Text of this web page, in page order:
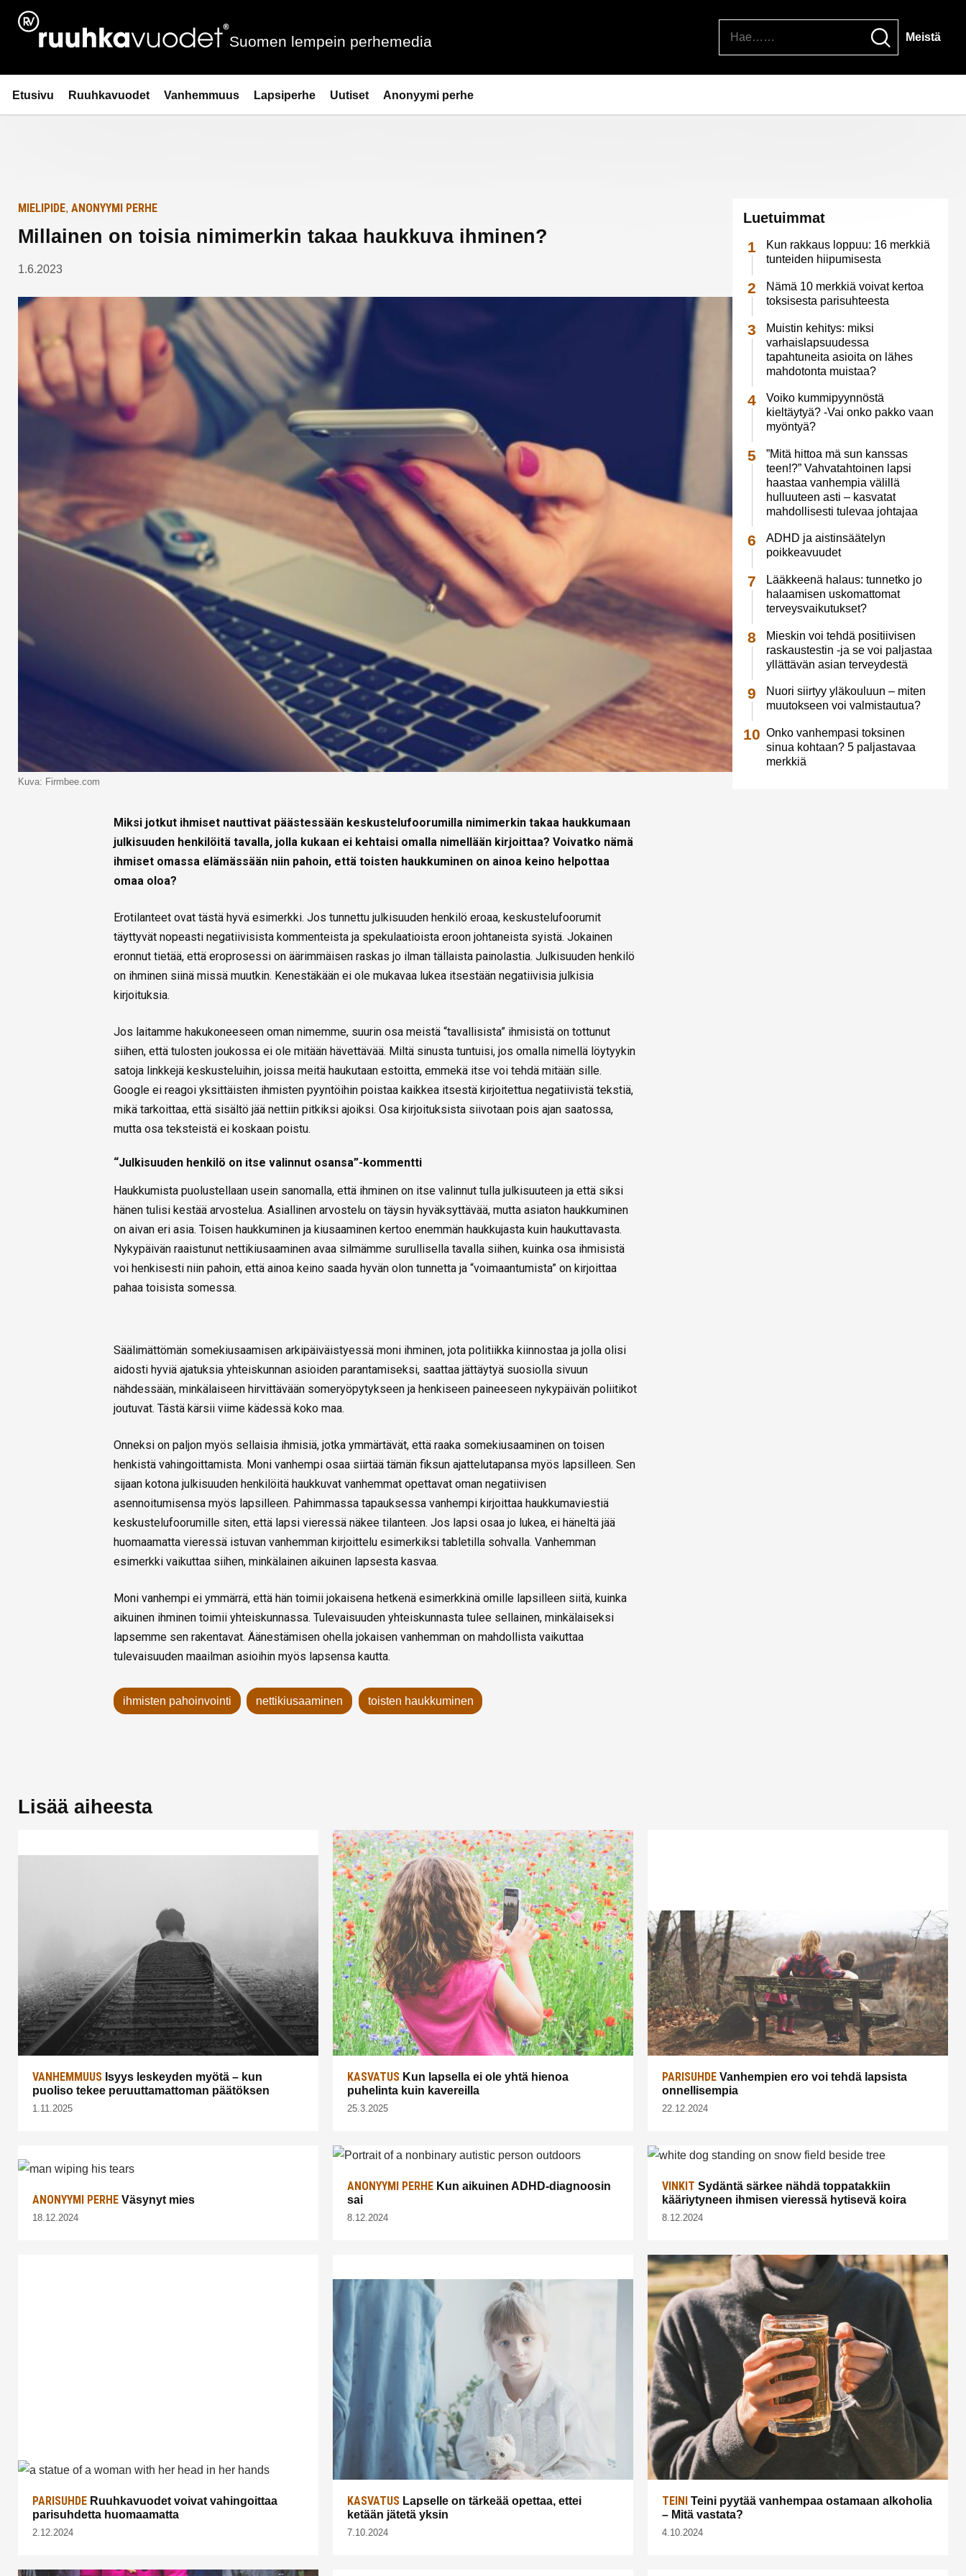
Siirry
sisältöön
Ruuhkavuodet.fi
Suomen lempein perhemedia Meistä
Etusivu Ruuhkavuodet Vanhemmuus Lapsiperhe Uutiset Anonyymi perhe
Etusivulle
MIELIPIDE, ANONYYMI PERHE
Millainen on toisia nimimerkin takaa haukkuva ihminen?
1.6.2023
Kuva: Firmbee.com
Miksi jotkut ihmiset nauttivat päästessään keskustelufoorumilla nimimerkin takaa haukkumaan
julkisuuden henkilöitä tavalla, jolla kukaan ei kehtaisi omalla nimellään kirjoittaa? Voivatko nämä
ihmiset omassa elämässään niin pahoin, että toisten haukkuminen on ainoa keino helpottaa
omaa oloa?
Erotilanteet ovat tästä hyvä esimerkki. Jos tunnettu julkisuuden henkilö eroaa, keskustelufoorumit
täyttyvät nopeasti negatiivisista kommenteista ja spekulaatioista eroon johtaneista syistä. Jokainen
eronnut tietää, että eroprosessi on äärimmäisen raskas jo ilman tällaista painolastia. Julkisuuden henkilö
on ihminen siinä missä muutkin. Kenestäkään ei ole mukavaa lukea itsestään negatiivisia julkisia
kirjoituksia.
Jos laitamme hakukoneeseen oman nimemme, suurin osa meistä “tavallisista” ihmisistä on tottunut
siihen, että tulosten joukossa ei ole mitään hävettävää. Miltä sinusta tuntuisi, jos omalla nimellä löytyykin
satoja linkkejä keskusteluihin, joissa meitä haukutaan estoitta, emmekä itse voi tehdä mitään sille.
Google ei reagoi yksittäisten ihmisten pyyntöihin poistaa kaikkea itsestä kirjoitettua negatiivistä tekstiä,
mikä tarkoittaa, että sisältö jää nettiin pitkiksi ajoiksi. Osa kirjoituksista siivotaan pois ajan saatossa,
mutta osa teksteistä ei koskaan poistu.
“Julkisuuden henkilö on itse valinnut osansa”-kommentti
Haukkumista puolustellaan usein sanomalla, että ihminen on itse valinnut tulla julkisuuteen ja että siksi
hänen tulisi kestää arvostelua. Asiallinen arvostelu on täysin hyväksyttävää, mutta asiaton haukkuminen
on aivan eri asia. Toisen haukkuminen ja kiusaaminen kertoo enemmän haukkujasta kuin haukuttavasta.
Nykypäivän raaistunut nettikiusaaminen avaa silmämme surullisella tavalla siihen, kuinka osa ihmisistä
voi henkisesti niin pahoin, että ainoa keino saada hyvän olon tunnetta ja “voimaantumista” on kirjoittaa
pahaa toisista somessa.
Säälimättömän somekiusaamisen arkipäiväistyessä moni ihminen, jota politiikka kiinnostaa ja jolla olisi
aidosti hyviä ajatuksia yhteiskunnan asioiden parantamiseksi, saattaa jättäytyä suosiolla sivuun
nähdessään, minkälaiseen hirvittävään someryöpytykseen ja henkiseen paineeseen nykypäivän poliitikot
joutuvat. Tästä kärsii viime kädessä koko maa.
Onneksi on paljon myös sellaisia ihmisiä, jotka ymmärtävät, että raaka somekiusaaminen on toisen
henkistä vahingoittamista. Moni vanhempi osaa siirtää tämän fiksun ajattelutapansa myös lapsilleen. Sen
sijaan kotona julkisuuden henkilöitä haukkuvat vanhemmat opettavat oman negatiivisen
asennoitumisensa myös lapsilleen. Pahimmassa tapauksessa vanhempi kirjoittaa haukkumaviestiä
keskustelufoorumille siten, että lapsi vieressä näkee tilanteen. Jos lapsi osaa jo lukea, ei häneltä jää
huomaamatta vieressä istuvan vanhemman kirjoittelu esimerkiksi tabletilla sohvalla. Vanhemman
esimerkki vaikuttaa siihen, minkälainen aikuinen lapsesta kasvaa.
Moni vanhempi ei ymmärrä, että hän toimii jokaisena hetkenä esimerkkinä omille lapsilleen siitä, kuinka
aikuinen ihminen toimii yhteiskunnassa. Tulevaisuuden yhteiskunnasta tulee sellainen, minkälaiseksi
lapsemme sen rakentavat. Äänestämisen ohella jokaisen vanhemman on mahdollista vaikuttaa
tulevaisuuden maailman asioihin myös lapsensa kautta.
ihmisten pahoinvointi nettikiusaaminen toisten haukkuminen
Luetuimmat
Kun rakkaus loppuu: 16 merkkiä
tunteiden hiipumisesta
Nämä 10 merkkiä voivat kertoa
toksisesta parisuhteesta
Muistin kehitys: miksi
varhaislapsuudessa
tapahtuneita asioita on lähes
mahdotonta muistaa?
Voiko kummipyynnöstä
kieltäytyä? -Vai onko pakko vaan
myöntyä?
”Mitä hittoa mä sun kanssas
teen!?” Vahvatahtoinen lapsi
haastaa vanhempia välillä
hulluuteen asti – kasvatat
mahdollisesti tulevaa johtajaa
ADHD ja aistinsäätelyn
poikkeavuudet
Lääkkeenä halaus: tunnetko jo
halaamisen uskomattomat
terveysvaikutukset?
Mieskin voi tehdä positiivisen
raskaustestin -ja se voi paljastaa
yllättävän asian terveydestä
Nuori siirtyy yläkouluun – miten
muutokseen voi valmistautua?
Onko vanhempasi toksinen
sinua kohtaan? 5 paljastavaa
merkkiä
Lisää aiheesta
VANHEMMUUS Isyys leskeyden myötä – kun
puoliso tekee peruuttamattoman päätöksen
1.11.2025
KASVATUS Kun lapsella ei ole yhtä hienoa
puhelinta kuin kavereilla
25.3.2025
PARISUHDE Vanhempien ero voi tehdä lapsista
onnellisempia
22.12.2024
ANONYYMI PERHE Väsynyt mies
18.12.2024
ANONYYMI PERHE Kun aikuinen ADHD-diagnoosin
sai
8.12.2024
VINKIT Sydäntä särkee nähdä toppatakkiin
kääriytyneen ihmisen vieressä hytisevä koira
8.12.2024
PARISUHDE Ruuhkavuodet voivat vahingoittaa
parisuhdetta huomaamatta
2.12.2024
KASVATUS Lapselle on tärkeää opettaa, ettei
ketään jätetä yksin
7.10.2024
TEINI Teini pyytää vanhempaa ostamaan alkoholia
– Mitä vastata?
4.10.2024